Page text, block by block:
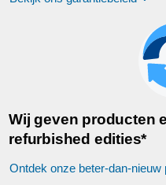
Wij geven producten
refurbished edities*
Ontdek onze beter-dan-nieuw